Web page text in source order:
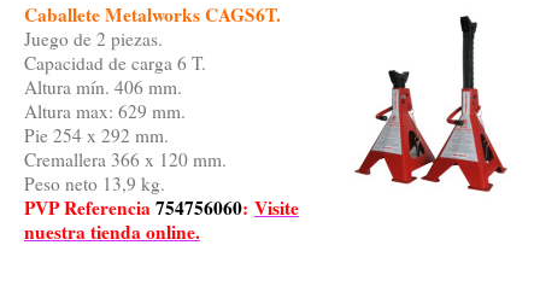
Caballete Metalworks CAGS6T.
Juego de 2 piezas.
Capacidad de carga 6 T.
Altura mín. 406 mm.
Altura max: 629 mm.
Pie 254 x 292 mm.
Cremallera 366 x 120 mm.
Peso neto 13,9 kg.
PVP Referencia754756060: Visite
nuestra tienda online.